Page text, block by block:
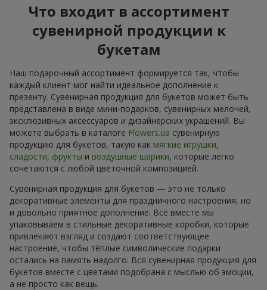
Что входит в ассортимент
сувенирной продукции к
букетам
Наш подарочный ассортимент формируется так, чтобы
каждый клиент мог найти идеальное дополнение к
презенту. Сувенирная продукция для букетов может быть
представлена в виде мини-подарков, сувенирных мелочей,
эксклюзивных аксессуаров и дизайнерских украшений. Вы
можете выбрать в каталоге Flowers.ua сувенирную
продукцию для букетов, такую как мягкие игрушки,
сладости, фрукты и воздушные шарики, которые легко
сочетаются с любой цветочной композицией.
Сувенирная продукция для букетов — это не только
декоративные элементы для праздничного настроения, но
и довольно приятное дополнение. Всё вместе мы
упаковываем в стильные декоративные коробки, которые
привлекают взгляд и создают соответствующее
настроение, чтобы тёплые символические подарки
остались на память надолго. Вся сувенирная продукция для
букетов вместе с цветами подобрана с мыслью об эмоции,
а не просто как вещь.